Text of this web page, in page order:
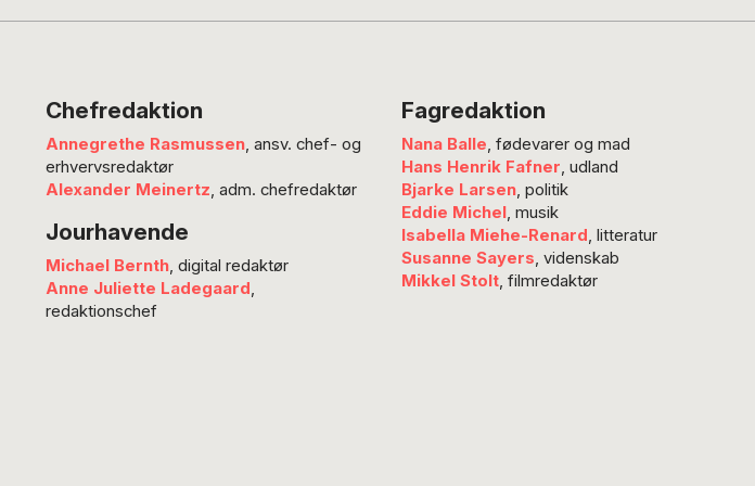
Chefredaktion
Annegrethe Rasmussen, ansv. chef- og
erhvervsredaktør
Alexander Meinertz, adm. chefredaktør
Jourhavende
Michael Bernth, digital redaktør
Anne Juliette Ladegaard,
redaktionschef
Fagredaktion
Nana Balle, fødevarer og mad
Hans Henrik Fafner, udland
Bjarke Larsen, politik
Eddie Michel, musik
Isabella Miehe-Renard, litteratur
Susanne Sayers, videnskab
Mikkel Stolt, filmredaktør